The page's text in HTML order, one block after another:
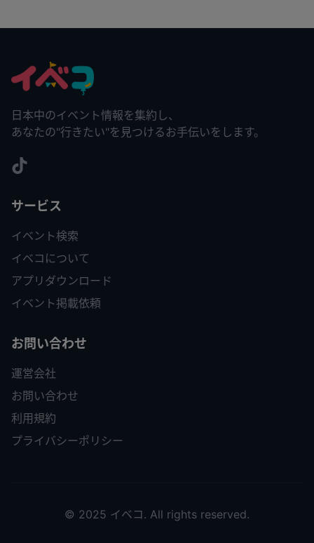
日本中のイベント情報を集約し、
あなたの"行きたい"を見つけるお手伝いをします。
サービス
イベント検索
イベコについて
アプリダウンロード
イベント掲載依頼
お問い合わせ
運営会社
お問い合わせ
利用規約
プライバシーポリシー
© 2025 イベコ. All rights reserved.